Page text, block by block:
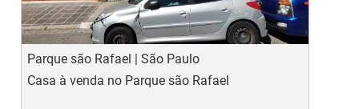
Parque são Rafael | São Paulo
Casa à venda no Parque são Rafael